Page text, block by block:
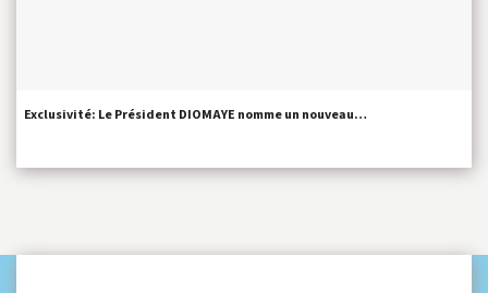
Exclusivité: Le Président DIOMAYE nomme un nouveau…